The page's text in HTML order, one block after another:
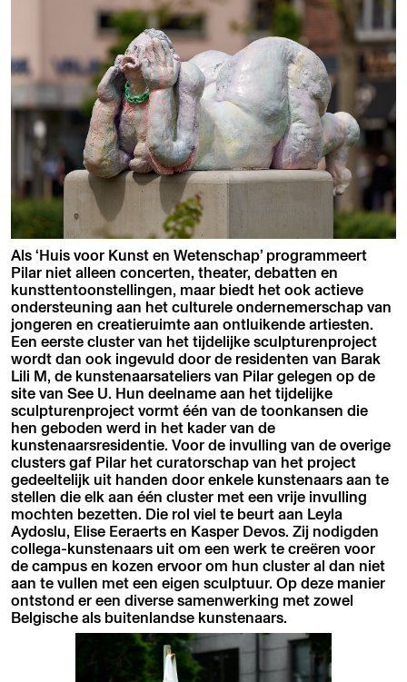
Als ‘Huis voor Kunst en Wetenschap’ programmeert
Pilar niet alleen concerten, theater, debatten en
kunsttentoonstellingen, maar biedt het ook actieve
ondersteuning aan het culturele ondernemerschap van
jongeren en creatieruimte aan ontluikende artiesten.
Een eerste cluster van het tijdelijke sculpturenproject
wordt dan ook ingevuld door de residenten van Barak
Lili M, de kunstenaarsateliers van Pilar gelegen op de
site van See U. Hun deelname aan het tijdelijke
sculpturenproject vormt één van de toonkansen die
hen geboden werd in het kader van de
kunstenaarsresidentie. Voor de invulling van de overige
clusters gaf Pilar het curatorschap van het project
gedeeltelijk uit handen door enkele kunstenaars aan te
stellen die elk aan één cluster met een vrije invulling
mochten bezetten. Die rol viel te beurt aan Leyla
Aydoslu, Elise Eeraerts en Kasper Devos. Zij nodigden
collega-kunstenaars uit om een werk te creëren voor
de campus en kozen ervoor om hun cluster al dan niet
aan te vullen met een eigen sculptuur. Op deze manier
ontstond er een diverse samenwerking met zowel
Belgische als buitenlandse kunstenaars.